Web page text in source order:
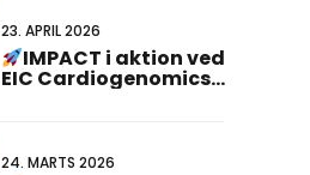
23. APRIL 2026
IMPACT i aktion ved
EIC Cardiogenomics
24. MARTS 2026